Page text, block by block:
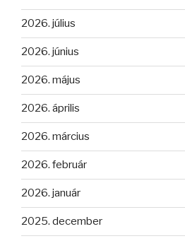
2026. július
2026. június
2026. május
2026. április
2026. március
2026. február
2026. január
2025. december